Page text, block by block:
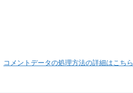
コメントデータの処理方法の詳細はこちら